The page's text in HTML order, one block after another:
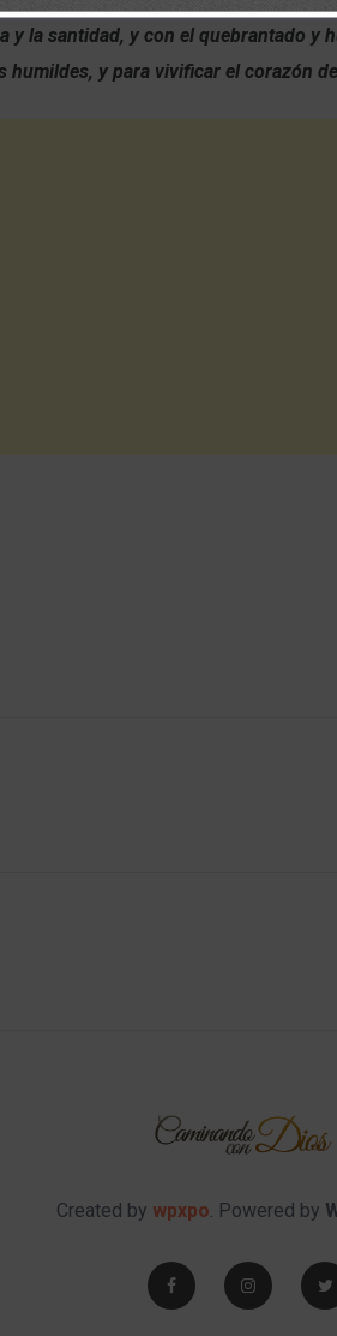
y la santidad, y con el quebrantado y
humildes, y para vivificar el corazón
Created by wpxpo. Powered by